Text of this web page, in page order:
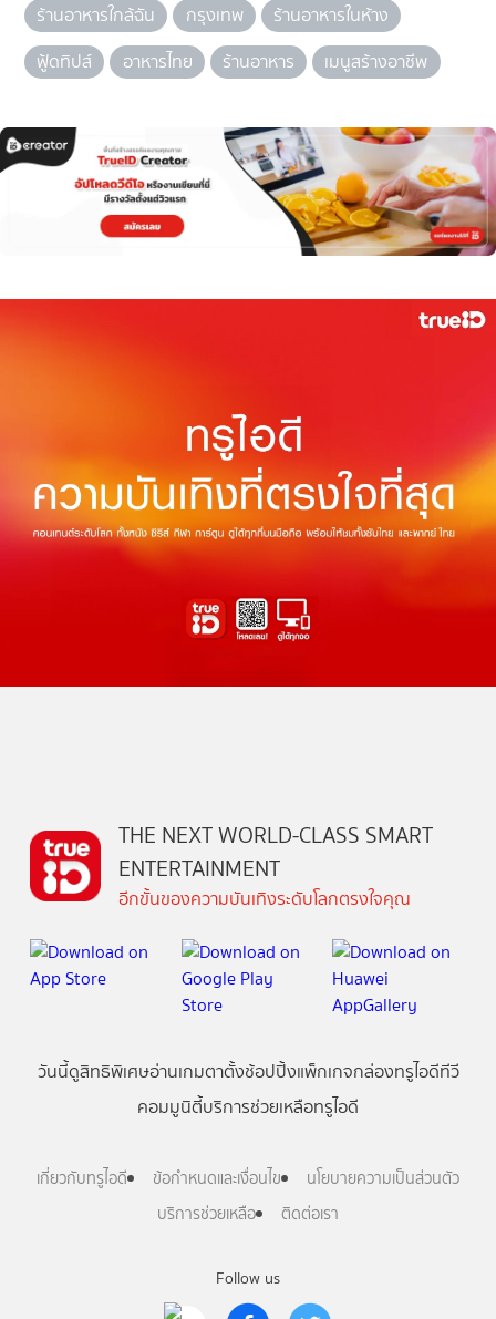
ร้านอาหารใกล้ฉัน
กรุงเทพ
ร้านอาหารในห้าง
ฟู้ดทิปส์
อาหารไทย ร้านอาหาร เมนูสร้างอาชีพ
Follow us
THE NEXT WORLD-CLASS SMART
ENTERTAINMENT
อีกขั้นของความบันเทิงระดับโลกตรงใจคุณ
วันนี้ดูสิทธิพิเศษอ่านเกมตาตั้งช้อปปิ้งแพ็กเกจกล่องทรูไอดีทีวี
คอมมูนิตี้บริการช่วยเหลือทรูไอดี
เกี่ยวกับทรูไอดี ข้อกำหนดและเงื่อนไข
นโยบายความเป็นส่วนตัว
บริการช่วยเหลือ
ติดต่อเรา